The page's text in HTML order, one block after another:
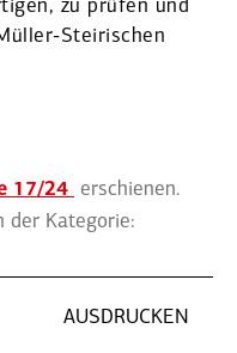
zu prüfen und
Steiri­schen
17/24 erschienen.
der Kategorie:
AUSDRUCKEN